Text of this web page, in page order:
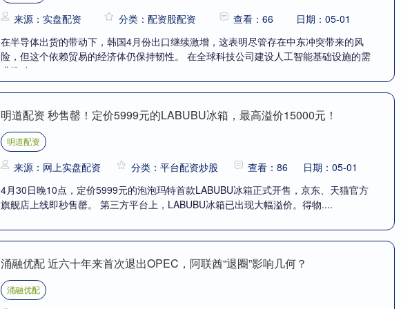
来源：实盘配资 分类：配资股配资 查看：66
日期：05-01
在半导体出货的带动下，韩国4月份出口继续激增，这表明尽管存在中东冲突带来的风
险，但这个依赖贸易的经济体仍保持韧性。 在全球科技公司建设人工智能基础设施的需
求推动....
明道配资 秒售罄！定价5999元的LABUBU冰箱，最高溢价15000元！
明道配资
来源：网上实盘配资 分类：平台配资炒股 查看：86
日期：05-01
4月30日晚10点，定价5999元的泡泡玛特首款LABUBU冰箱正式开售，京东、天猫官方
旗舰店上线即秒售罄。 第三方平台上，LABUBU冰箱已出现大幅溢价。得物....
涌融优配 近六十年来首次退出OPEC，阿联酋“退圈”影响几何？
涌融优配